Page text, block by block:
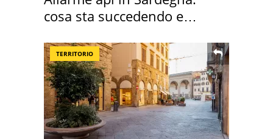
cosa sta succedendo e
TERRITORIO